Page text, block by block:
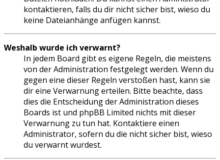
kontaktieren, falls du dir nicht sicher bist, wieso du
keine Dateianhänge anfügen kannst.
Weshalb wurde ich verwarnt?
In jedem Board gibt es eigene Regeln, die meistens
von der Administration festgelegt werden. Wenn du
gegen eine dieser Regeln verstoßen hast, kann sie
dir eine Verwarnung erteilen. Bitte beachte, dass
dies die Entscheidung der Administration dieses
Boards ist und phpBB Limited nichts mit dieser
Verwarnung zu tun hat. Kontaktiere einen
Administrator, sofern du die nicht sicher bist, wieso
du verwarnt wurdest.